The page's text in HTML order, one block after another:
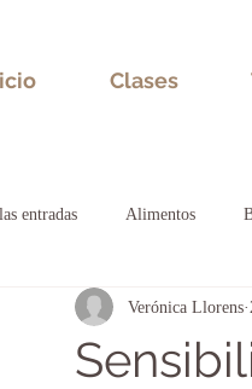
Clases
entradas Alimentos
Bioneuroemoción Salud
Verónica Llorens